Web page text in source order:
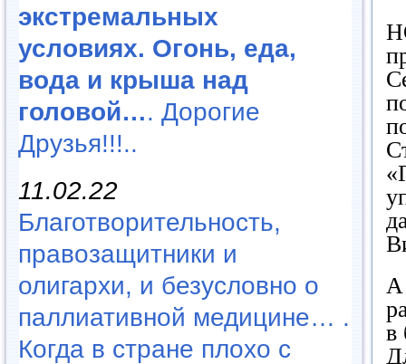
экстремальных
условиях. Огонь, еда,
вода и крыша над
головой…. Дорогие
Друзья!!!..
11.02.22
Благотворительность,
правозащитники и
олигархи, и безусловно о
паллиативной медицине… .
Когда в стране плохо с
А
в